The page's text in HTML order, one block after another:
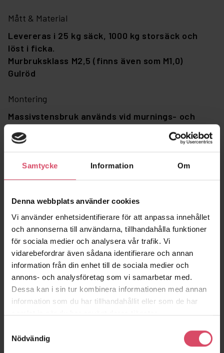
Samtycke Information Om
Denna webbplats använder cookies
Vi använder enhetsidentifierare för att anpassa innehållet
och annonserna till användarna, tillhandahålla funktioner
för sociala medier och analysera vår trafik. Vi
vidarebefordrar även sådana identifierare och annan
information från din enhet till de sociala medier och
annons- och analysföretag som vi samarbetar med.
Dessa kan i sin tur kombinera informationen med annan
information som du har tillhandahållit eller som de har
samlat in när du har använt deras tjänster.
Nödvändig
Mått & Material
Levereras i 25 kg säck, 1000 kg storsäck och
löst i ficka.
Murbruksklass M2,5 (finns även som M1,0)
Gulröd
Montering
Massivstensbruk används vid murnings- och
Se Produktinformation för instruktioner.
färgat murbruk. Används vid murnings- och
mångfald färger.
Liknande produkter